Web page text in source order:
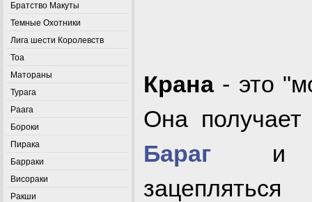
Братство Макуты
Темные Охотники
Лига шести Королевств
Тоа
Матораны
Турага
Раага
Бороки
Пирака
Барраки
Висораки
Ракши
Крана- это
Она
Бараг и